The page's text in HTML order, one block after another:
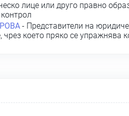
лице или друго правно
- Представители на
чрез което пряко се упражнява